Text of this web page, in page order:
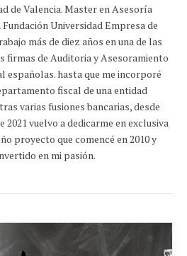
de Valencia. Master en Asesoría
Universidad Empresa de
más de diez años en una de las
firmas de Auditoria y Asesoramiento
españolas. hasta que me incorporé
fiscal de una entidad
varias fusiones bancarias, desde
2021 vuelvo a dedicarme en exclusiva
proyecto que comencé en 2010 y
en mi pasión.